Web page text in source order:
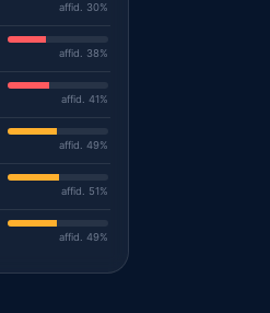
affid. 30%
affid. 38%
affid. 41%
affid. 49%
affid. 51%
affid. 49%